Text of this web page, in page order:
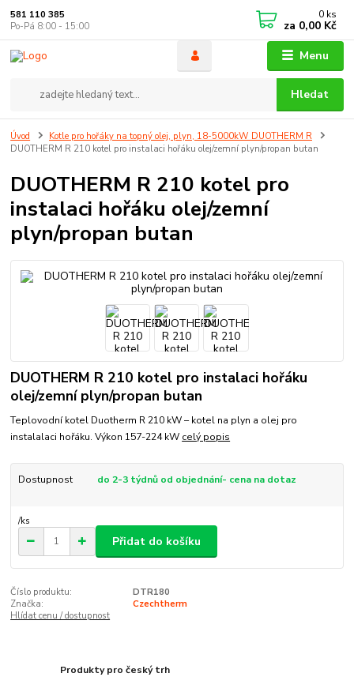
Menu
Hledat
581 110 385
Po-Pá 8:00 - 15:00
0 ks
za 0,00 Kč
Úvod
Kotle pro hořáky na topný olej, plyn, 18-5000kW DUOTHERM R
DUOTHERM R 210 kotel pro instalaci hořáku olej/zemní plyn/propan butan
DUOTHERM R 210 kotel pro
instalaci hořáku olej/zemní
plyn/propan butan
DUOTHERM R 210 kotel pro instalaci hořáku
olej/zemní plyn/propan butan
Teplovodní kotel Duotherm R 210 kW – kotel na plyn a olej pro
instalalaci hořáku. Výkon 157-224 kW celý popis
Dostupnost do 2-3 týdnů od objednání- cena na dotaz
/ks
Přidat do košíku
Číslo produktu:
DTR180
Značka:
Czechtherm
Hlídat cenu / dostupnost
Produkty pro český trh